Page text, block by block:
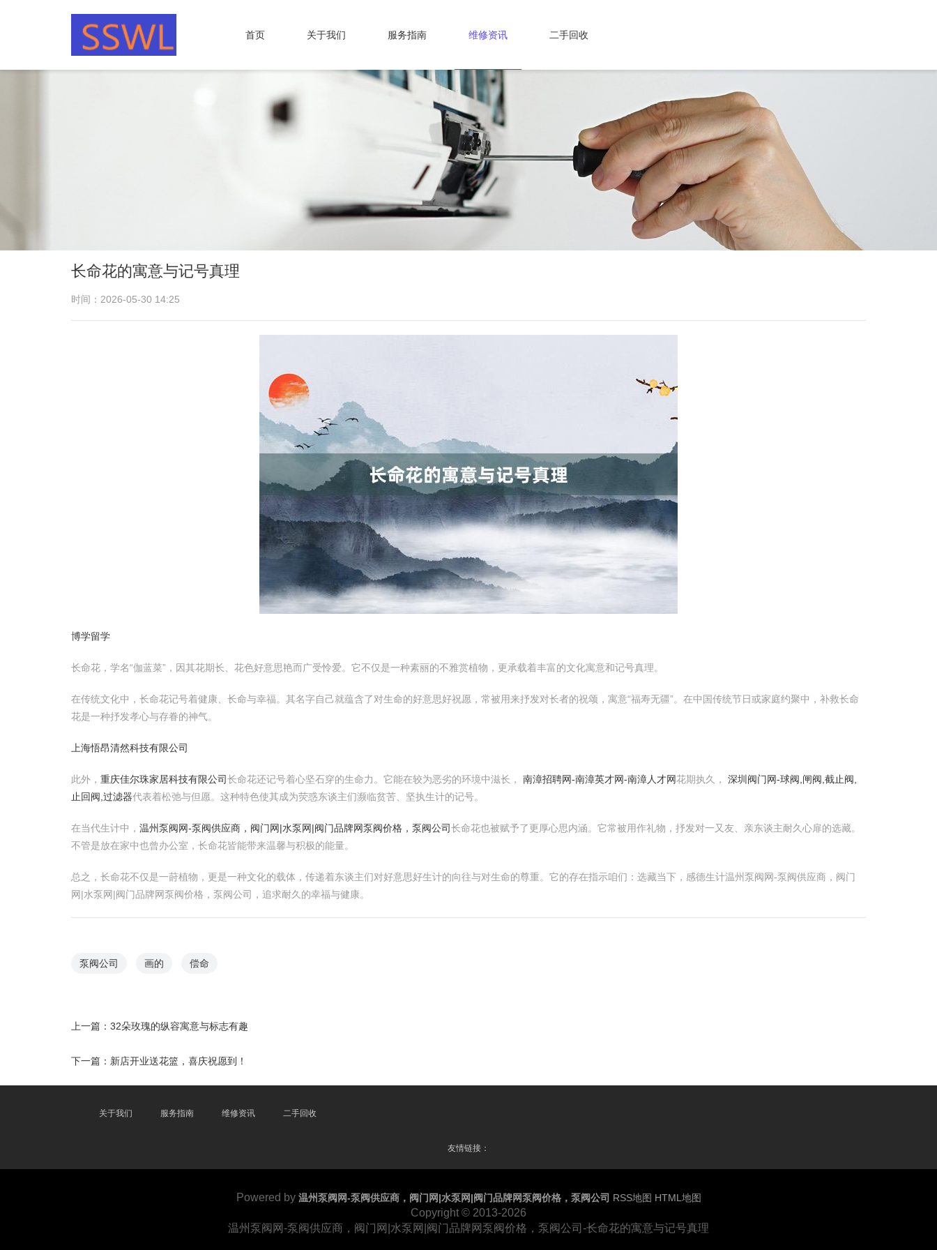
首页 关于我们 服务指南 维修资讯 二手回收
长命花的寓意与记号真理
时间：2026-05-30 14:25
博学留学
长命花，学名“伽蓝菜”，因其花期长、花色好意思艳而广受怜爱。它不仅是一种素丽的不雅赏植物，更承载着丰富的文化寓意和记号真理。
在传统文化中，长命花记号着健康、长命与幸福。其名字自己就蕴含了对生命的好意思好祝愿，常被用来抒发对长者的祝颂，寓意“福寿无疆”。在中国传统节日或家庭约聚中，补救长命
花是一种抒发孝心与存眷的神气。
上海悟昂清然科技有限公司
此外， 重庆佳尔珠家居科技有限公司长命花还记号着心坚石穿的生命力。它能在较为恶劣的环境中滋长， 南漳招聘网-南漳英才网-南漳人才网花期执久， 深圳阀门网-球阀,闸阀,截止阀,
止回阀,过滤器代表着松弛与但愿。这种特色使其成为荧惑东谈主们濒临贫苦、坚执生计的记号。
在当代生计中， 温州泵阀网-泵阀供应商，阀门网|水泵网|阀门品牌网泵阀价格，泵阀公司长命花也被赋予了更厚心思内涵。它常被用作礼物，抒发对一又友、亲东谈主耐久心扉的选藏。
不管是放在家中也曾办公室，长命花皆能带来温馨与积极的能量。
总之，长命花不仅是一莳植物，更是一种文化的载体，传递着东谈主们对好意思好生计的向往与对生命的尊重。它的存在指示咱们：选藏当下，感德生计温州泵阀网-泵阀供应商，阀门
网|水泵网|阀门品牌网泵阀价格，泵阀公司，追求耐久的幸福与健康。
泵阀公司 画的 偿命
上一篇： 32朵玫瑰的纵容寓意与标志有趣
下一篇： 新店开业送花篮，喜庆祝愿到！
关于我们 服务指南 维修资讯 二手回收
友情链接：
Powered by 温州泵阀网-泵阀供应商，阀门网|水泵网|阀门品牌网泵阀价格，泵阀公司 RSS地图 HTML地图
Copyright © 2013-2026
温州泵阀网-泵阀供应商，阀门网|水泵网|阀门品牌网泵阀价格，泵阀公司-长命花的寓意与记号真理